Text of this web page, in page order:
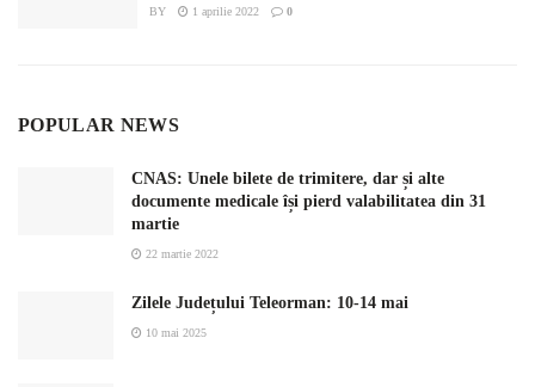
BY 1 aprilie 2022 0
POPULAR NEWS
CNAS: Unele bilete de trimitere, dar și alte
documente medicale își pierd valabilitatea din 31
martie
22 martie 2022
Zilele Județului Teleorman: 10-14 mai
10 mai 2025